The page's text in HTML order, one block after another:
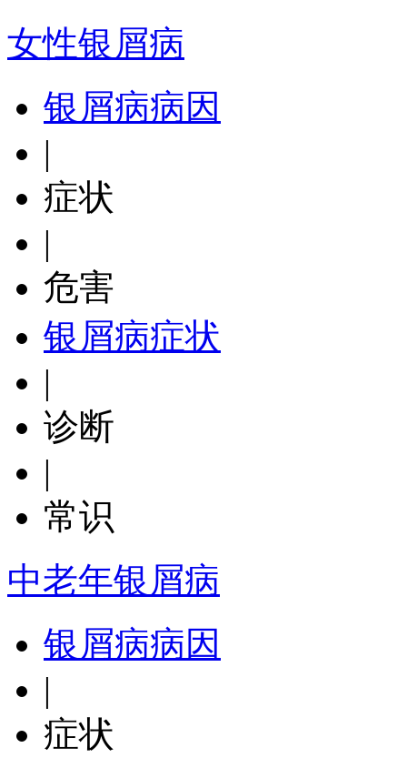
女性银屑病
银屑病病因
|
症状
|
危害
银屑病症状
|
诊断
|
常识
中老年银屑病
银屑病病因
|
症状